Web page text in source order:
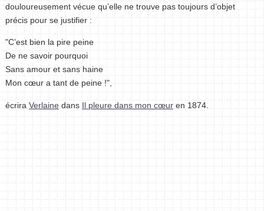
douloureusement vécue qu’elle ne trouve pas toujours d’objet
précis pour se justifier :
"C’est bien la pire peine
De ne savoir pourquoi
Sans amour et sans haine
Mon cœur a tant de peine !",
écrira Verlaine dans Il pleure dans mon cœur en 1874.